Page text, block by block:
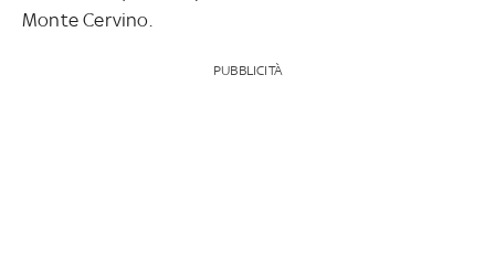
Monte Cervino.
PUBBLICITÀ